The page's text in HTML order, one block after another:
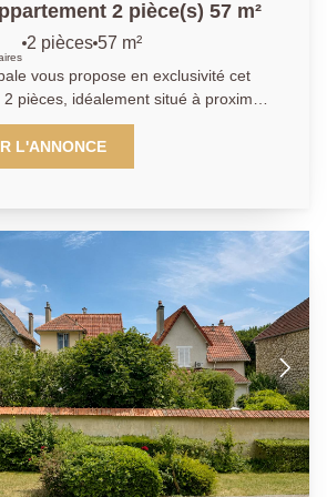
2 pièce(s) 57 m²
2 pièces 57 m²
vous propose en exclusivité cet
pièces, idéalement situé à proximité
Berteaux. Triangle d'or. A
pied de la gare de Chatou donnant
cet appartement de deux pièces
rangements, un séjour 18 m² avec
une cuisine aménagée et
être ouverte sur le séjour si on le
grande chambre de 15.4m², une
WC. Un emplacement de parking en
le bien. Profitez d'un
à proximité immédiate de toutes
pour un quotidien pratique et
L'ANNONCE